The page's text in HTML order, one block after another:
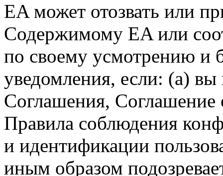
EA может отозвать или
Содержимому EA или
по своему усмотрению и
уведомления, если: (а)
Соглашения, Соглашение
Правила соблюдения
и идентификации
иным образом